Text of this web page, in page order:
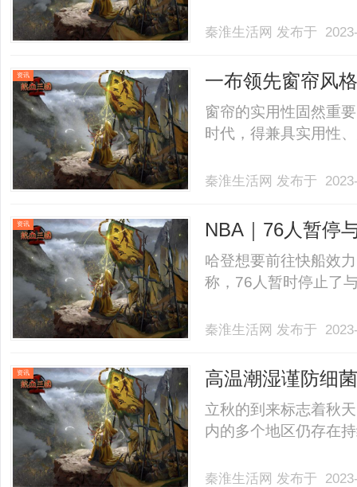
秦淮生活网 发布于
资讯 一布领先窗帘风
窗帘的实用性固然重
时代，得兼具实用性
秦淮生活网 发布于
资讯 NBA｜76人暂停
哈登想要前往快船效
称，76人暂时停止了
秦淮生活网 发布于
资讯 高温潮湿谨防细
立秋的到来标志着秋
内的多个地区仍存在
秦淮生活网 发布于